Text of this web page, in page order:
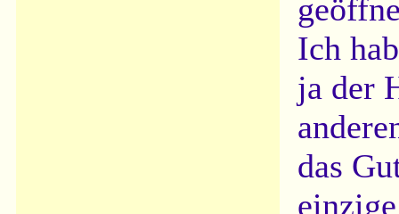
Ich
ja der
das